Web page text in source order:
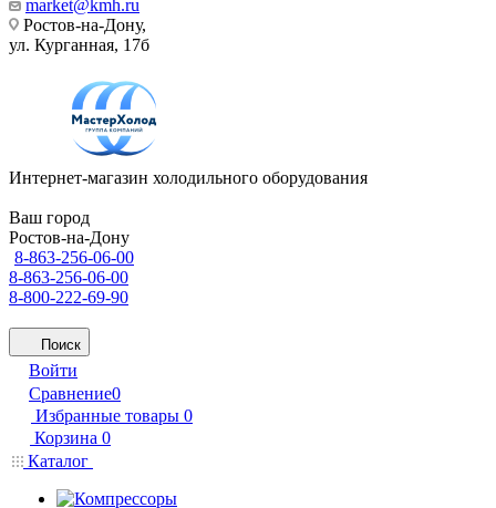
market@kmh.ru
Ростов-на-Дону,
ул. Курганная, 17б
Интернет-магазин холодильного оборудования
Ваш город
Ростов-на-Дону
8-863-256-06-00
8-863-256-06-00
8-800-222-69-90
Поиск
Войти
Сравнение0
Избранные товары 0
Корзина 0
Каталог